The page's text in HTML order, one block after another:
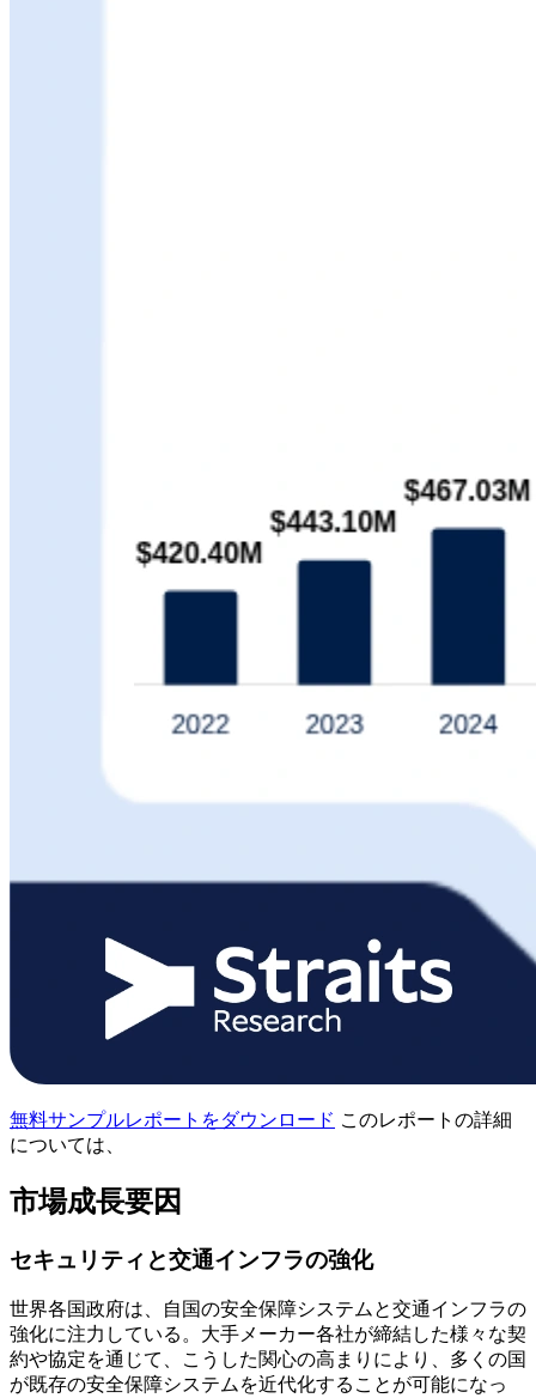
無料サンプルレポートをダウンロード このレポートの詳細
については、
市場成長要因
セキュリティと交通インフラの強化
世界各国政府は、自国の安全保障システムと交通インフラの
強化に注力している。大手メーカー各社が締結した様々な契
約や協定を通じて、こうした関心の高まりにより、多くの国
が既存の安全保障システムを近代化することが可能になっ